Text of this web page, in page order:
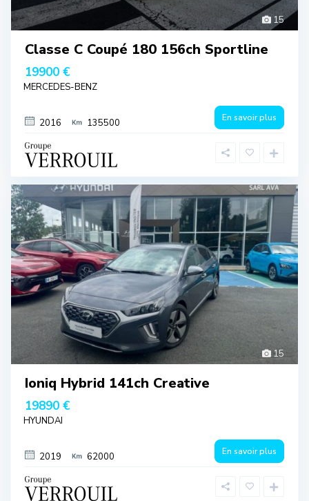
15
Classe C Coupé 180 156ch Sportline
19900 €
MERCEDES-BENZ
2016 135500 En savoir plus
15
Ioniq Hybrid 141ch Creative
19890 €
HYUNDAI
2019 62000 En savoir plus